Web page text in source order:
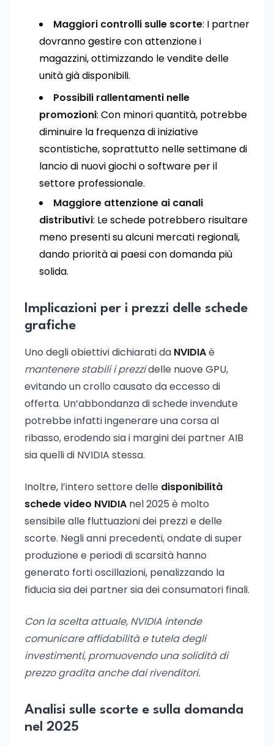
Maggiori controlli sulle scorte: I partner
dovranno gestire con attenzione i
magazzini, ottimizzando le vendite delle
unità già disponibili.
Possibili rallentamenti nelle
promozioni: Con minori quantità, potrebbe
diminuire la frequenza di iniziative
scontistiche, soprattutto nelle settimane di
lancio di nuovi giochi o software per il
settore professionale.
Maggiore attenzione ai canali
distributivi: Le schede potrebbero risultare
meno presenti su alcuni mercati regionali,
dando priorità ai paesi con domanda più
solida.
Implicazioni per i prezzi delle schede
grafiche
Uno degli obiettivi dichiarati da NVIDIAè
mantenere stabili i prezzidelle nuove GPU,
evitando un crollo causato da eccesso di
offerta. Un’abbondanza di schede invendute
potrebbe infatti ingenerare una corsa al
ribasso, erodendo sia i margini dei partner AIB
sia quelli di NVIDIA stessa.
Inoltre, l’intero settore delle disponibilità
schede video NVIDIA nel 2025 è molto
sensibile alle fluttuazioni dei prezzi e delle
scorte. Negli anni precedenti, ondate di super
produzione e periodi di scarsità hanno
generato forti oscillazioni, penalizzando la
fiducia sia dei partner sia dei consumatori finali.
Con la scelta attuale, NVIDIA intende
comunicare affidabilità e tutela degli
investimenti, promuovendo una solidità di
prezzo gradita anche dai rivenditori.
Analisi sulle scorte e sulla domanda
nel 2025